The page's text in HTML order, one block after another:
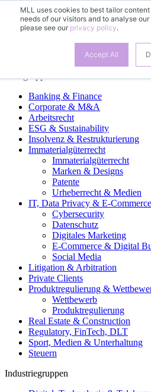
MLL uses cookies to best tailor
needs of our visitors and to analyse
please see our privacy policy.
Accept All
FRES
Banking & Finance
Corporate & M&A
Arbeitsrecht
ESG & Sustainability
Insolvenz & Restrukturierung
Immaterialgüterrecht
Immaterialgüterrecht
Marken & Designs
Patente
Urheberrecht & Medien
IT, Data Privacy & E-Commerce
Cybersecurity
Datenschutz
Digitales Marketing
E-Commerce & Digital
Social Media
Litigation & Arbitration
Private Clients
Produktregulierung &
Wettbewerb
Produktregulierung
Real Estate & Construction
Regulatory, FinTech, DLT
Sport, Medien & Unterhaltung
Steuern
Industriegruppen